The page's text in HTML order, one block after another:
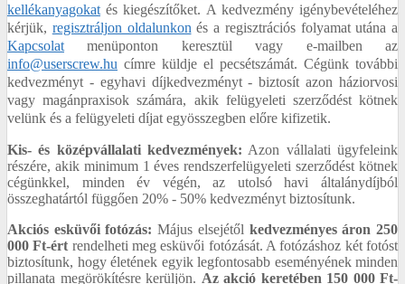
kellékanyagokat és kiegészítőket. A kedvezmény igénybevételéhez
kérjük, regisztráljon oldalunkon és a regisztrációs folyamat utána a
Kapcsolat menüponton keresztül vagy e-mailben az
info@userscrew.hu címre küldje el pecsétszámát. Cégünk további
kedvezményt - egyhavi díjkedvezményt - biztosít azon háziorvosi
vagy magánpraxisok számára, akik felügyeleti szerződést kötnek
velünk és a felügyeleti díjat egyösszegben előre kifizetik.
Kis- és középvállalati kedvezmények: Azon vállalati ügyfeleink
részére, akik minimum 1 éves rendszerfelügyeleti szerződést kötnek
cégünkkel, minden év végén, az utolsó havi általánydíjból
összeghatártól függően 20% - 50% kedvezményt biztosítunk.
Akciós esküvői fotózás: Május elsejétől kedvezményes áron 250
000 Ft-ért rendelheti meg esküvői fotózását. A fotózáshoz két fotóst
biztosítunk, hogy életének egyik legfontosabb eseményének minden
pillanata megörökítésre kerüljön. Az akció keretében 150 000 Ft-